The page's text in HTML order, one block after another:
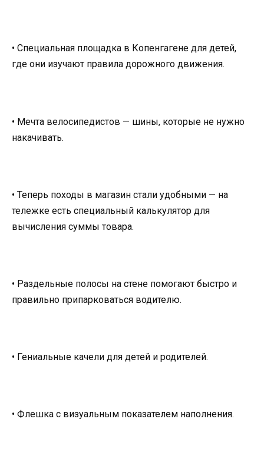
• Специальная площадка в Копенгагене для детей,
где они изучают правила дорожного движения.
• Мечта велосипедистов — шины, которые не нужно
накачивать.
• Теперь походы в магазин стали удобными — на
тележке есть специальный калькулятор для
вычисления суммы товара.
• Раздельные полосы на стене помогают быстро и
правильно припарковаться водителю.
• Гениальные качели для детей и родителей.
• Флешка с визуальным показателем наполнения.